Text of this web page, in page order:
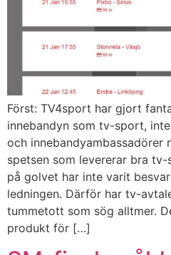
Först: TV4sport har gjort
innebandyn som tv-sport,
och innebandyambassadörer
spetsen som levererar bra tv-
på golvet har inte varit
ledningen. Därför har tv-
tummetott som sög alltmer.
produkt för […]